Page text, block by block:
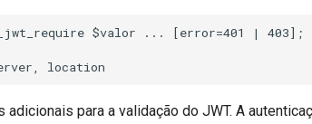
$valor ... [error=401 | 403];
para a validação do JWT. A